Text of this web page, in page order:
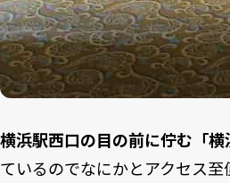
横浜駅西口の目の前に佇む「横
ているのでなにかとアクセス